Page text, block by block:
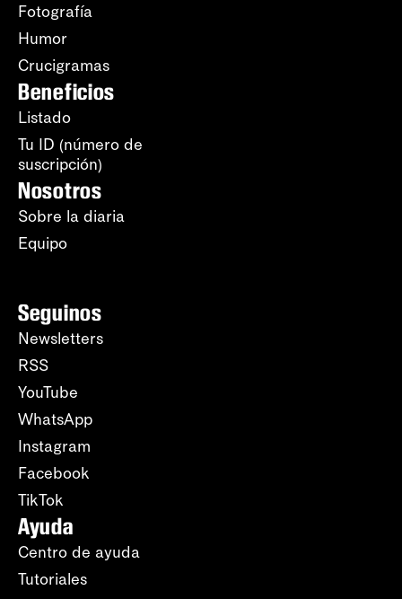
Fotografía
Humor
Crucigramas
Beneficios
Listado
Tu ID (número de
suscripción)
Nosotros
Sobre la diaria
Equipo
Seguinos
Newsletters
RSS
YouTube
WhatsApp
Instagram
Facebook
TikTok
Ayuda
Centro de ayuda
Tutoriales